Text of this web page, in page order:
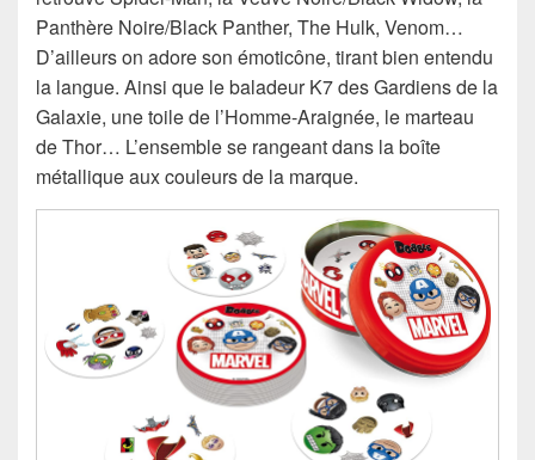
Panthère Noire/Black Panther, The Hulk, Venom…
D’ailleurs on adore son émoticône, tirant bien entendu
la langue. Ainsi que le baladeur K7 des Gardiens de la
Galaxie, une toile de l’Homme-Araignée, le marteau
de Thor… L’ensemble se rangeant dans la boîte
métallique aux couleurs de la marque.